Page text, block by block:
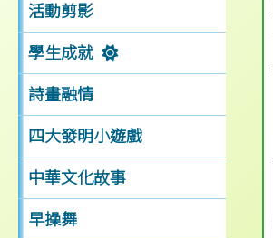
活動剪影
學生成就
詩畫融情
四大發明小遊戲
中華文化故事
早操舞